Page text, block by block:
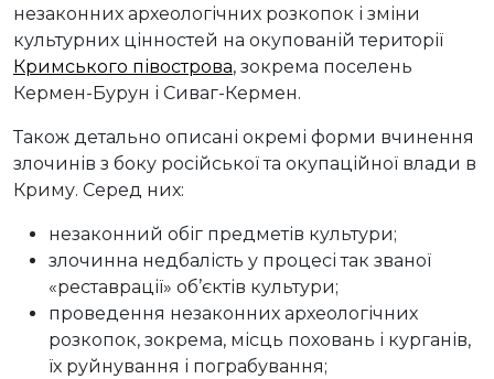
незаконних археологічних розкопок і зміни
культурних цінностей на окупованій території
Кримського півострова, зокрема поселень
Кермен-Бурун і Сиваг-Кермен.
Також детально описані окремі форми вчинення
злочинів з боку російської та окупаційної влади в
Криму. Серед них:
незаконний обіг предметів культури;
злочинна недбалість у процесі так званої
«реставрації» об’єктів культури;
проведення незаконних археологічних
розкопок, зокрема, місць поховань і курганів,
їх руйнування і пограбування;